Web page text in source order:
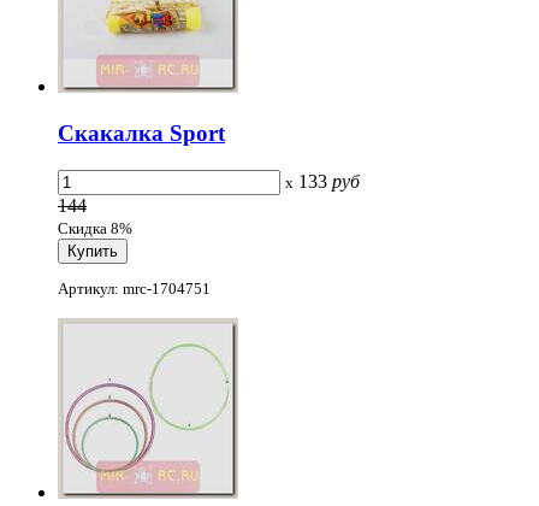
Скакалка Sport
x 133 руб
144
Скидка 8%
Артикул: mrc-1704751